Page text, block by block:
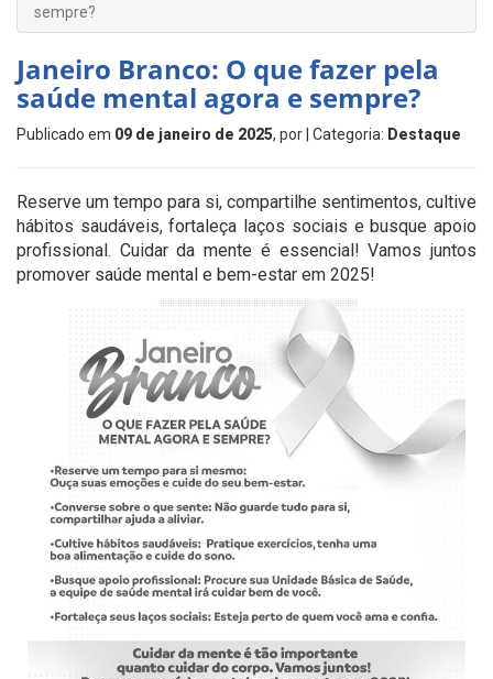
sempre?
Janeiro Branco: O que fazer pela
saúde mental agora e sempre?
Publicado em 09 de janeiro de 2025, por | Categoria: Destaque
Reserve um tempo para si, compartilhe sentimentos, cultive
hábitos saudáveis, fortaleça laços sociais e busque apoio
profissional. Cuidar da mente é essencial! Vamos juntos
promover saúde mental e bem-estar em 2025!